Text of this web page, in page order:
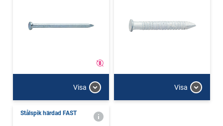
Visa Visa
Stålspik härdad FAST